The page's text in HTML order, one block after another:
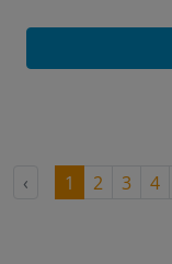
‹ 1 2 3 4